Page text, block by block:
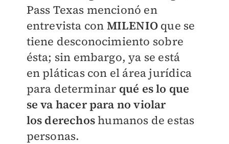
Pass Texas mencionó en
entrevista con MILENIO que se
tiene desconocimiento sobre
ésta; sin embargo, ya se está
en pláticas con el área jurídica
para determinar qué es lo que
se va hacer para no violar
los derechoshumanos de estas
personas.